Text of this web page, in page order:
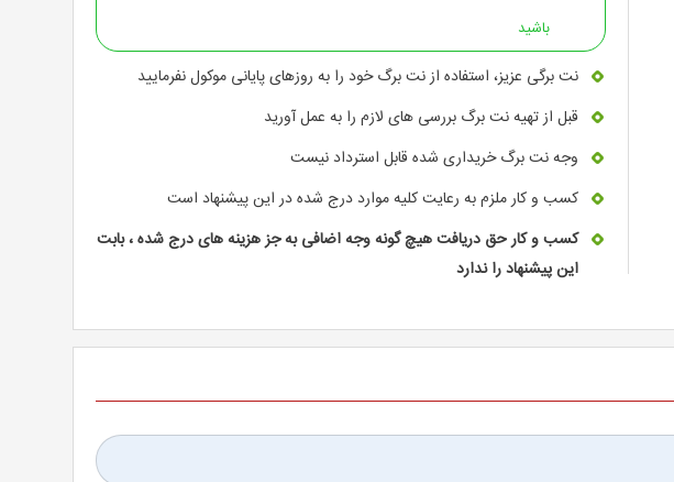
باشید
نت برگی عزیز، استفاده از نت برگ خود را به روزهای پایانی موکول نفرمایید
قبل از تهیه نت برگ بررسی های لازم را به عمل آورید
وجه نت برگ خریداری شده قابل استرداد نیست
کسب و کار ملزم به رعایت کلیه موارد درج شده در این پیشنهاد است
کسب و کار حق دریافت هیچ گونه وجه اضافی به جز هزینه های درج شده ، بابت
این پیشنهاد را ندارد